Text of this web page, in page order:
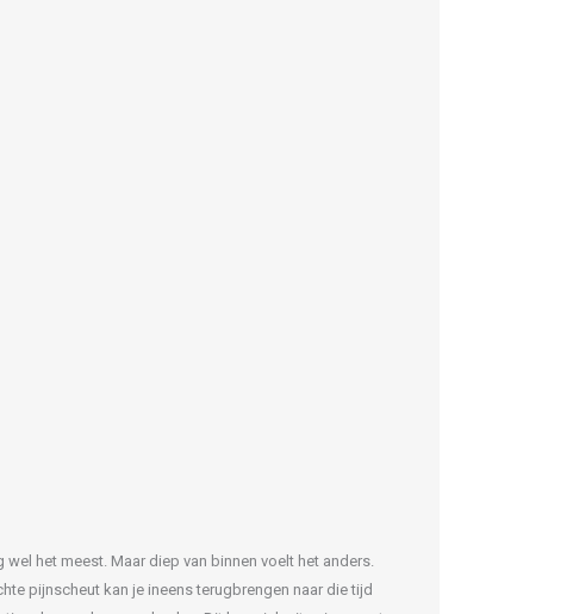
het meest. Maar diep van binnen voelt het anders.
pijnscheut kan je ineens terugbrengen naar die tijd